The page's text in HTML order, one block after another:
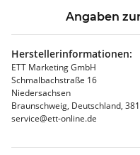
Angaben
Herstellerinformationen:
ETT Marketing GmbH
Schmalbachstraße 16
Niedersachsen
Braunschweig, Deutschland,
service@ett-online.de